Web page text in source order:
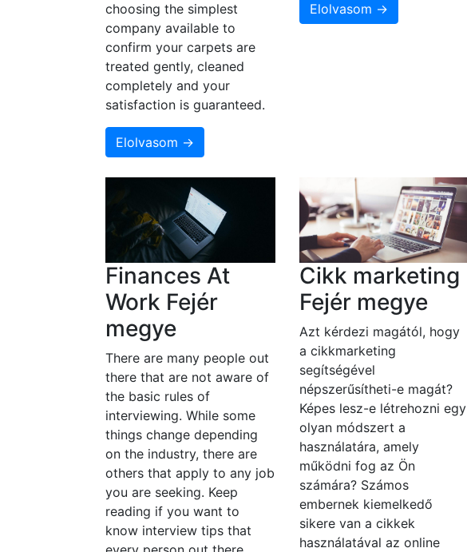
choosing the simplest
company available to
confirm your carpets are
treated gently, cleaned
completely and your
satisfaction is guaranteed.
Elolvasom →
Elolvasom →
Finances At
Work Fejér
megye
There are many people out
there that are not aware of
the basic rules of
interviewing. While some
things change depending
on the industry, there are
others that apply to any job
you are seeking. Keep
reading if you want to
know interview tips that
Cikk marketing
Fejér megye
Azt kérdezi magától, hogy
a cikkmarketing
segítségével
népszerűsítheti-e magát?
Képes lesz-e létrehozni egy
olyan módszert a
használatára, amely
működni fog az Ön
számára? Számos
embernek kiemelkedő
sikere van a cikkek
használatával az online